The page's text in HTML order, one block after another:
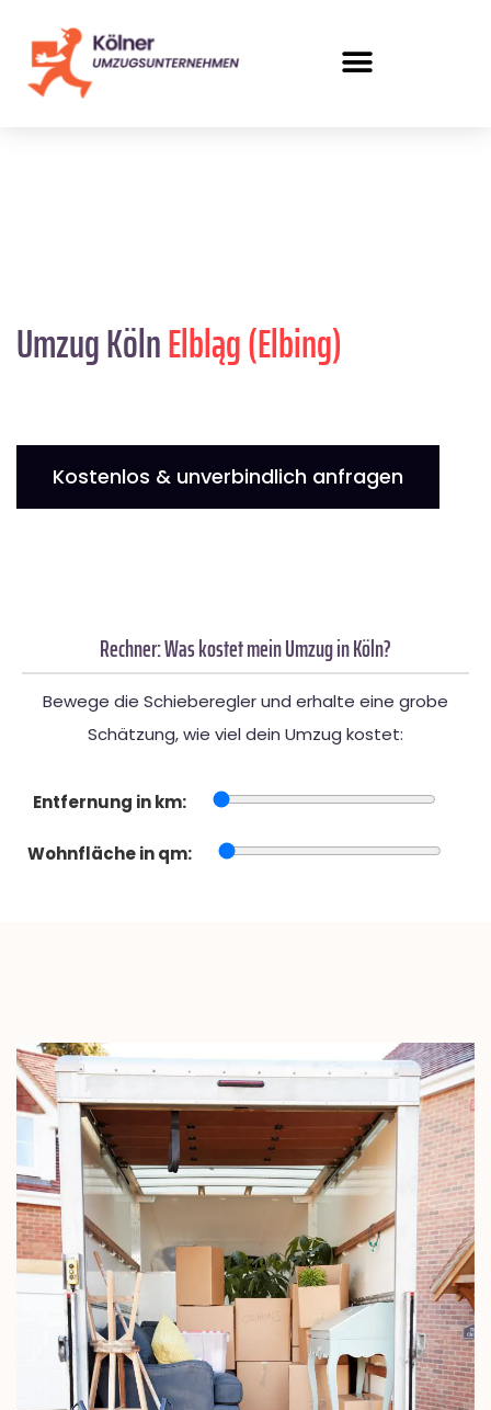
Umzug KölnElbląg (Elbing)
Kostenlos & unverbindlich anfragen
Rechner: Was kostet mein Umzug in Köln?
Bewege die Schieberegler und erhalte eine grobe
Schätzung, wie viel dein Umzug kostet:
Entfernung in km:
Wohnfläche in qm: